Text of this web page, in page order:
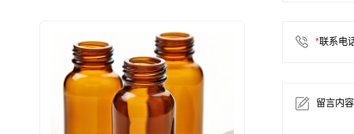
*联系电
留言内容